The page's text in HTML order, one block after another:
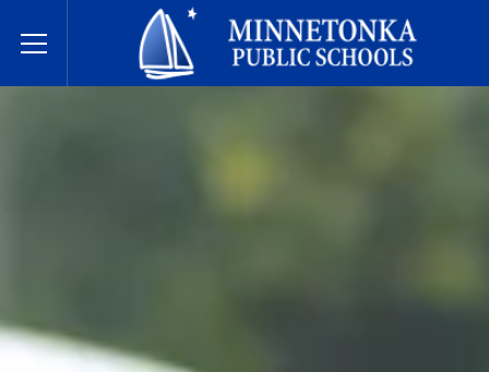
Toggle Menu
Hệ thống Trường Công lập Minnetonka